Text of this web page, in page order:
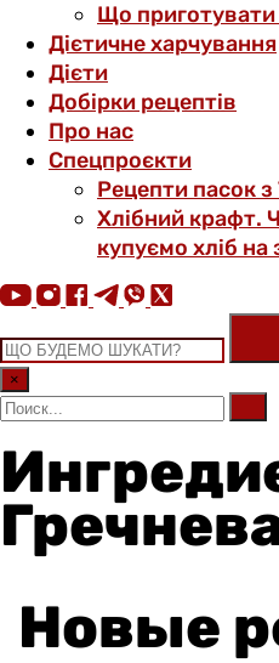
Що приготувати
Дієтичне харчування
Дієти
Добірки рецептів
Про нас
Спецпроєкти
Рецепти пасок
Хлібний крафт.
купуємо хліб на
×
Новые